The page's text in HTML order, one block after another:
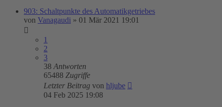
903: Schaltpunkte des Automatikgetriebes
von Vanagaudi » 01 Mär 2021 19:01
1
2
3
38 Antworten
65488 Zugriffe
Letzter Beitrag von hljube
04 Feb 2025 19:08